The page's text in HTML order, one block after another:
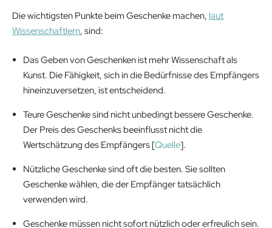
Die wichtigsten Punkte beim Geschenke machen, laut
Wissenschaftlern, sind:
Das Geben von Geschenken ist mehr Wissenschaft als
Kunst. Die Fähigkeit, sich in die Bedürfnisse des Empfängers
hineinzuversetzen, ist entscheidend.
Teure Geschenke sind nicht unbedingt bessere Geschenke.
Der Preis des Geschenks beeinflusst nicht die
Wertschätzung des Empfängers [Quelle].
Nützliche Geschenke sind oft die besten. Sie sollten
Geschenke wählen, die der Empfänger tatsächlich
verwenden wird.
Geschenke müssen nicht sofort nützlich oder erfreulich sein.